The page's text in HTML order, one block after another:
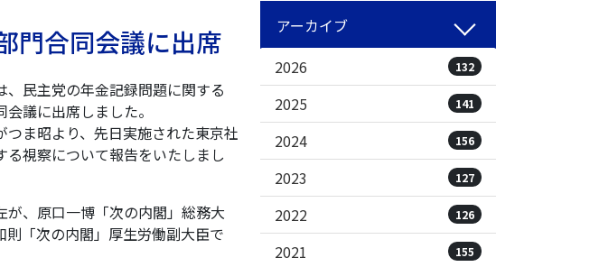
合同会議に出席
、民主党の年金記録問題に関する
議に出席しました。
ま昭より、先日実施された東京社
る視察について報告をいたしまし
、原口一博「次の内閣」総務大
則「次の内閣」厚生労働副大臣で
アーカイブ
2026
132
2025 141
2024 156
2023 127
2022 126
2021 155